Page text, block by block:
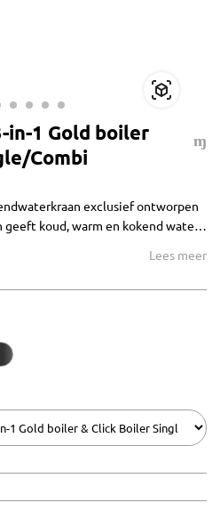
in-1 Gold boiler
Combi
exclusief ontworpen
geeft koud, warm en kokend water
met de Selsiuz Click boiler.
Lees meer